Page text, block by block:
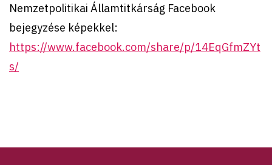
Nemzetpolitikai Államtitkárság Facebook
bejegyzése képekkel:
https://www.facebook.com/share/p/14EqGfmZYt
s/